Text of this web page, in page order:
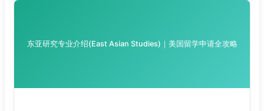
东亚研究专业介绍(East Asian Studies)｜美国留学申请全攻略